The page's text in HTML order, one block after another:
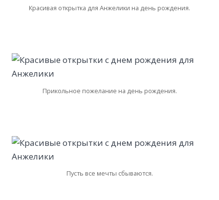
Красивая открытка для Анжелики на день рождения.
Прикольное пожелание на день рождения.
Пусть все мечты сбываются.